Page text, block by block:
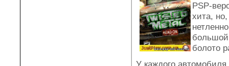
PSP-
хита,
большой
болото
У каждого